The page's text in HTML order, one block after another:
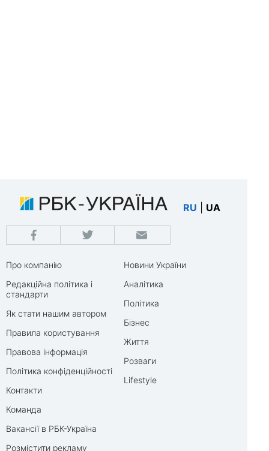
RU UA
Про компанію
Редакційна політика і
стандарти
Як стати нашим автором
Правила користування
Правова інформація
Політика конфіденційності
Контакти
Команда
Вакансії в РБК-Україна
Розмістити рекламу
Новини України
Аналітика
Політика
Бізнес
Життя
Розваги
Lifestyle